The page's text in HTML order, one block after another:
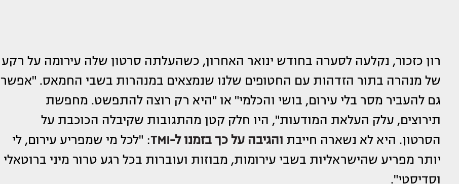
רון כזכור, נקלעה לסערה בחודש ינואר האחרון, כשהעלתה סרטון שלה עירומה על רקע
של מנהרה בתור הזדהות עם החטופים שלנו שנמצאים במנהרות בשבי החמאס. "אפשר
גם להעביר מסר בלי עירום, בושי והכלמי" או "היא רק רוצה להתפשט. מחפשת
תירוצים, עלק העלאת המודעות", היו חלק קטן מהתגובות שקיבלה הכוכבת על
הסרטון. היא לא נשארה חייבת והגיבה על כך בזמנו ל-TMI
: "לכל מי שמפריע עירום, לי
יותר מפריע שהישראליות בשבי עירומות, מבוזות ועוברות בכל רגע טרור מיני ברוטאלי
וסדיסטי".